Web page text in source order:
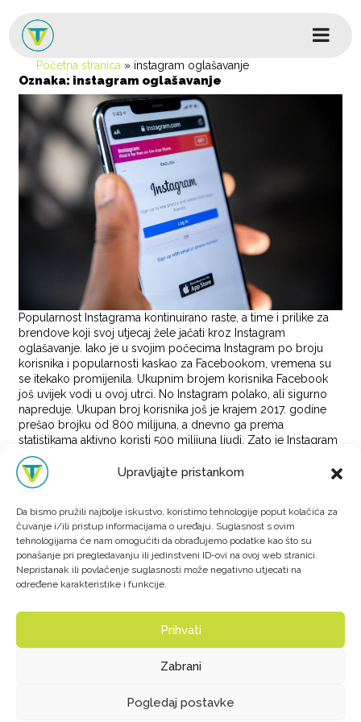
Upravljajte pristankom
Da bismo pružili najbolje iskustvo, koristimo tehnologije poput kolačića za
čuvanje i/ili pristup informacijama o uređaju. Suglasnost s ovim
tehnologijama će nam omogućiti da obrađujemo podatke kao što su
ponašanje pri pregledavanju ili jedinstveni ID-ovi na ovoj web stranici.
Nepristanak ili povlačenje suglasnosti može negativno utjecati na
određene karakteristike i funkcije.
Prihvati
Zabrani
Pogledaj postavke
Glavni izbornik
Početna stranica » instagram oglašavanje
Oznaka: instagram oglašavanje
Popularnost Instagrama kontinuirano raste, a time i prilike za
brendove koji svoj utjecaj žele jačati kroz Instagram
oglašavanje. Iako je u svojim počecima Instagram po broju
korisnika i popularnosti kaskao za Facebookom, vremena su
se itekako promijenila. Ukupnim brojem korisnika Facebook
još uvijek vodi u ovoj utrci. No Instagram polako, ali sigurno
napreduje. Ukupan broj korisnika još je krajem 2017. godine
prešao brojku od 800 milijuna, a dnevno ga prema
statistikama aktivno koristi 500 milijuna ljudi. Zato je Instagram
oglašavanje nešto o čemu biste trebali razmisliti u strategiji
marketinga.
Posted in BlogTaggeddruštvene mreže,hashtag,instagram
instagram marketing,instagram objave,instagram oglašavanje
instagram stories oglasi ,internet,marketing,online
oglašavanje ,otvaranje Instagram profila,social
COPYRIGHT 2025. VIRTUALNA TVORNICA
KONTAKT
-BLOG-
ZAŠTITA PRIVATNOSTI
WHATSAPP
FACEBOOK
INSTAGRAM
TIKTOK
LINKEDIN